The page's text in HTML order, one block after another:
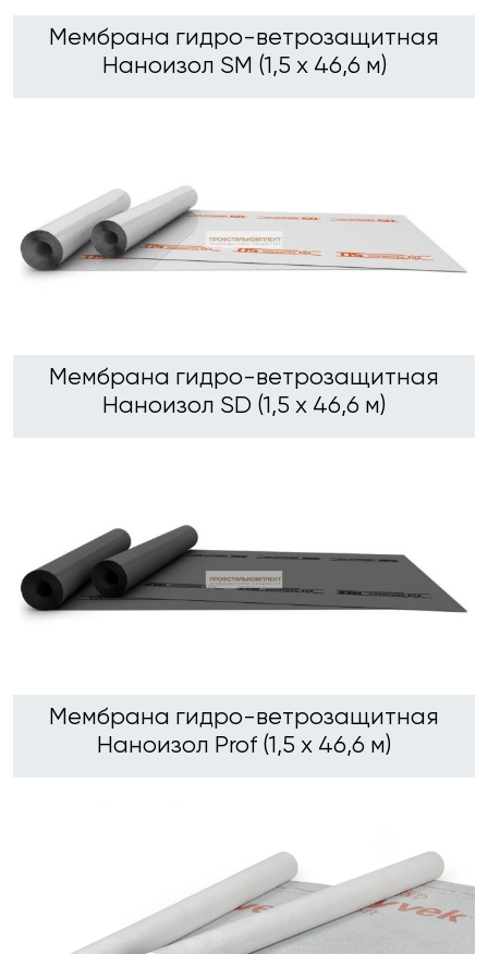
Мембрана гидро-ветрозащитная
Наноизол SM (1,5 х 46,6 м)
Мембрана гидро-ветрозащитная
Наноизол SD (1,5 х 46,6 м)
Мембрана гидро-ветрозащитная
Наноизол Prof (1,5 х 46,6 м)